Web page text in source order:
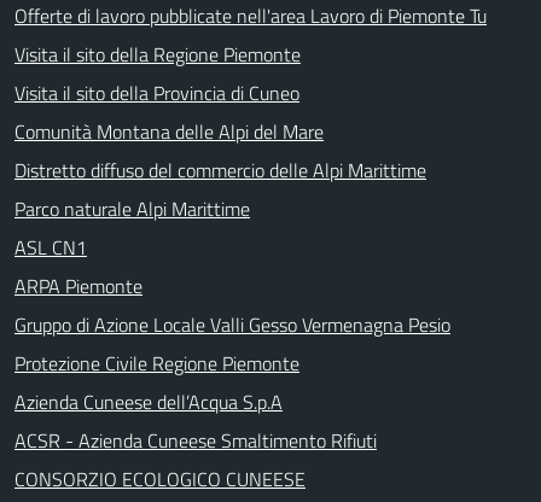
Offerte di lavoro pubblicate nell'area Lavoro di Piemonte Tu
Visita il sito della Regione Piemonte
Visita il sito della Provincia di Cuneo
Comunità Montana delle Alpi del Mare
Distretto diffuso del commercio delle Alpi Marittime
Parco naturale Alpi Marittime
ASL CN1
ARPA Piemonte
Gruppo di Azione Locale Valli Gesso Vermenagna Pesio
Protezione Civile Regione Piemonte
Azienda Cuneese dell’Acqua S.p.A
ACSR - Azienda Cuneese Smaltimento Rifiuti
CONSORZIO ECOLOGICO CUNEESE